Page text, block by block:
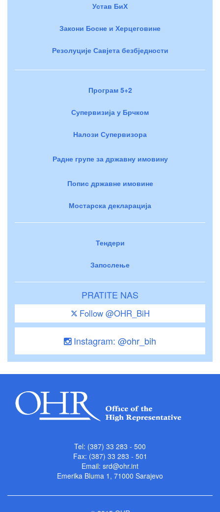
Устав БиХ
Закони Босне и Херцеговине
Резолуције Савјета безбједности
Програм 5+2
Супервизија у Брчком
Налози Супервизора
Радне групе за државну имовину
Попис државне имовине
Мостарска декларација
Тендери
Запослење
PRATITE NAS
Follow @OHR_BiH
Instagram: @ohr_bih
Tel: (387) 33 283 - 500
Fax: (387) 33 283 - 501
Email: srd@ohr.int
Emerika Bluma 1, 71000 Sarajevo